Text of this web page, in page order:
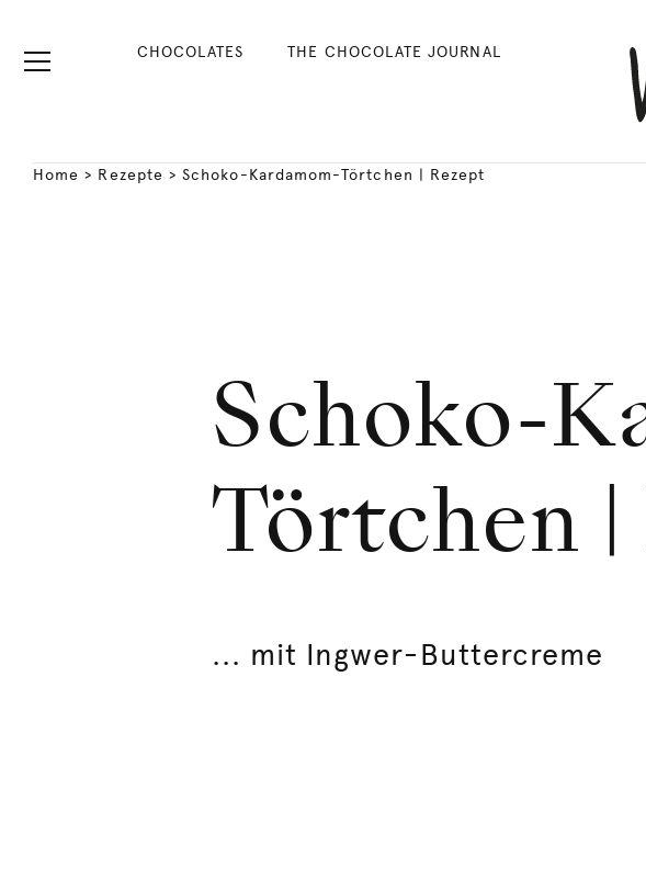
CHOCOLATES THE CHOCOLATE JOURNAL
Home > Rezepte >Schoko-Kardamom-Törtchen | Rezept
Schoko-
Törtchen |
... mit Ingwer-Buttercreme